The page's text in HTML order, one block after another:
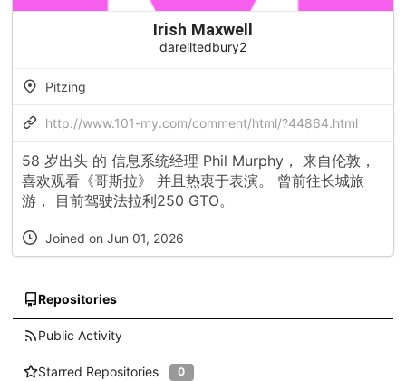
Irish Maxwell
darelltedbury2
Pitzing
http://www.101-my.com/comment/html/?44864.html
58 岁出头 的 信息系统经理 Phil Murphy， 来自伦敦，
喜欢观看《哥斯拉》 并且热衷于表演。 曾前往长城旅
游， 目前驾驶法拉利250 GTO。
Joined on Jun 01, 2026
Repositories
Public Activity
Starred Repositories 0